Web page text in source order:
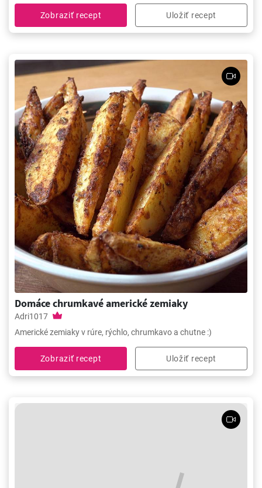
Zobraziť recept Uložiť recept
Domáce chrumkavé americké zemiaky
Adri1017
Americké zemiaky v rúre, rýchlo, chrumkavo a chutne :)
Zobraziť recept Uložiť recept